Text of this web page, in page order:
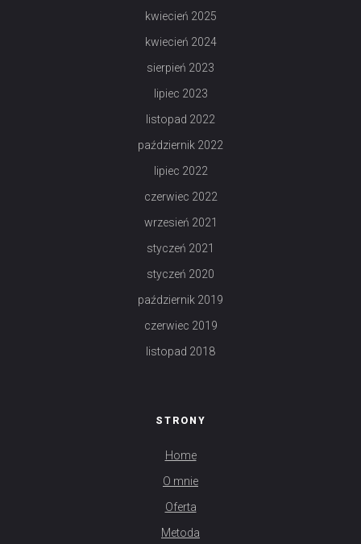
kwiecień 2025
kwiecień 2024
sierpień 2023
lipiec 2023
listopad 2022
październik 2022
lipiec 2022
czerwiec 2022
wrzesień 2021
styczeń 2021
styczeń 2020
październik 2019
czerwiec 2019
listopad 2018
STRONY
Home
O mnie
Oferta
Metoda